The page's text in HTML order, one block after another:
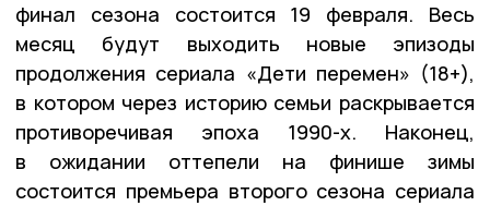
финал сезона состоится 19 февраля. Весь
месяц будут выходить новые эпизоды
продолжения сериала «Дети перемен» (18+),
в котором через историю семьи раскрывается
противоречивая эпоха 1990-х. Наконец,
в ожидании оттепели на финише зимы
состоится премьера второго сезона сериала